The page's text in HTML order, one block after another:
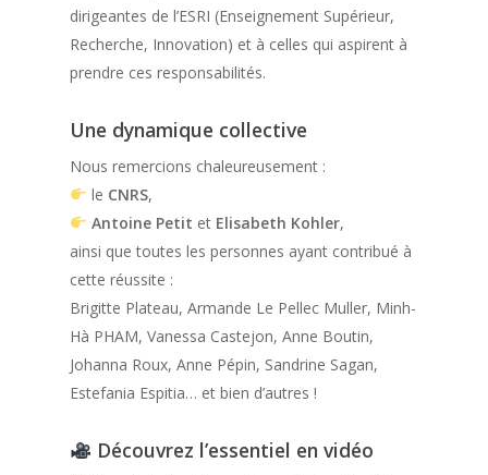
dirigeantes de l’ESRI (Enseignement Supérieur,
Recherche, Innovation) et à celles qui aspirent à
prendre ces responsabilités.
Une dynamique collective
Nous remercions chaleureusement :
le CNRS,
Antoine Petit et Elisabeth Kohler,
ainsi que toutes les personnes ayant contribué à
cette réussite :
Brigitte Plateau, Armande Le Pellec Muller, Minh-
Hà PHAM, Vanessa Castejon, Anne Boutin,
Johanna Roux, Anne Pépin, Sandrine Sagan,
Estefania Espitia… et bien d’autres !
Découvrez l’essentiel en vidéo